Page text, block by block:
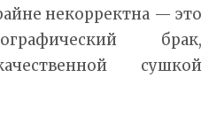
некорректна — это
брак,
сушкой